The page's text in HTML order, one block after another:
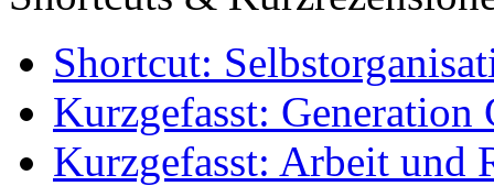
Shortcut:
Kurzgefasst: Generation
Kurzgefasst: Arbeit und